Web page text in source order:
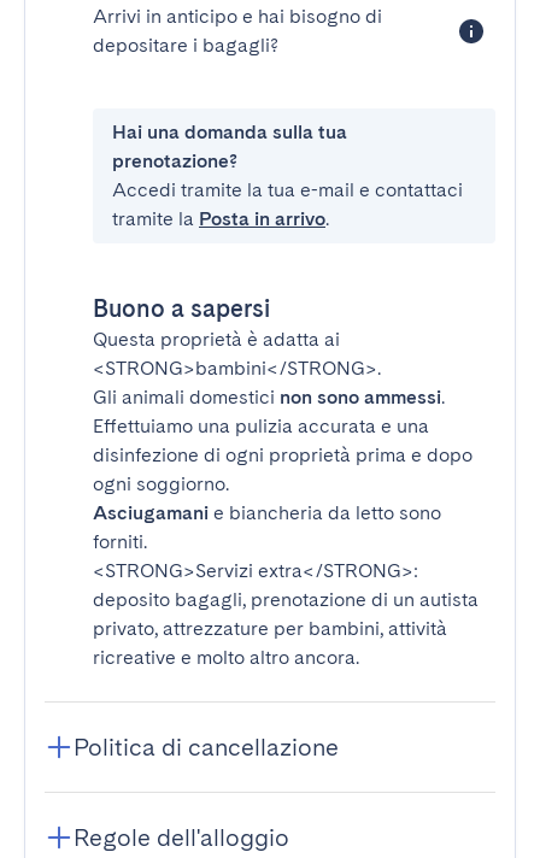
Arrivi in anticipo e hai bisogno di
depositare i bagagli?
Hai una domanda sulla tua
prenotazione?
Accedi tramite la tua e-mail e contattaci
tramite la Posta in arrivo.
Buono a sapersi
Questa proprietà è adatta ai
<STRONG>bambini</STRONG>.
Gli animali domestici non sono ammessi.
Effettuiamo una pulizia accurata e una
disinfezione di ogni proprietà prima e dopo
ogni soggiorno.
Asciugamani e biancheria da letto sono
forniti.
<STRONG>Servizi extra</STRONG>:
deposito bagagli, prenotazione di un autista
privato, attrezzature per bambini, attività
ricreative e molto altro ancora.
Politica di cancellazione
Regole dell'alloggio